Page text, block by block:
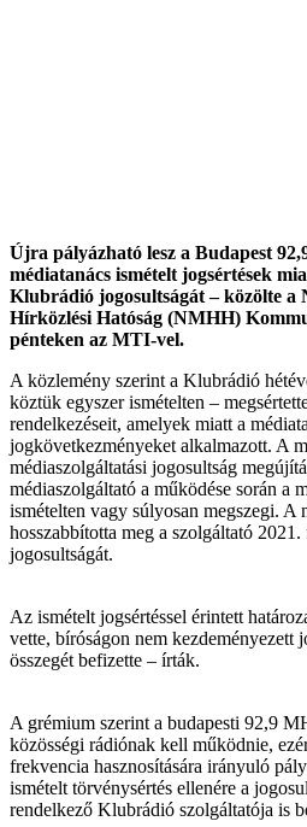
Újra pályázható lesz a Budapest
médiatanács ismételt jogsértések
Klubrádió jogosultságát – közölte a
Hírközlési Hatóság (NMHH)
pénteken az MTI-vel.
A közlemény szerint a Klubrádió
köztük egyszer ismételten –
rendelkezéseit, amelyek miatt a
jogkövetkezményeket alkalmazott. A
médiaszolgáltatási jogosultság
médiaszolgáltató a működése során a
ismételten vagy súlyosan megszegi. A
hosszabbította meg a szolgáltató
jogosultságát.
Az ismételt jogsértéssel érintett
vette, bíróságon nem kezdeményezett
összegét befizette – írták.
A grémium szerint a budapesti 92,9
közösségi rádiónak kell működnie,
frekvencia hasznosítására irányuló
ismételt törvénysértés ellenére a
rendelkező Klubrádió szolgáltatója is